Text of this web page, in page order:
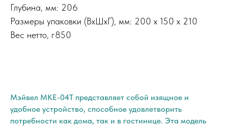
Глубина, мм: 206
Размеры упаковки (ВхШхГ), мм: 200 х 150 х 210
Вес нетто, г850
Мэйвел MKE-04T представляет собой изящное и
удобное устройство, способное удовлетворить
потребности как дома, так и в гостинице. Эта модель